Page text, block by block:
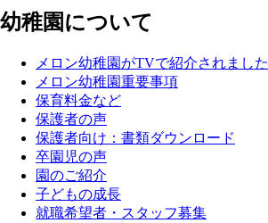
幼稚園について
メロン幼稚園がTVで紹介されました
メロン幼稚園重要事項
保育料金など
保護者の声
保護者向け：書類ダウンロード
卒園児の声
園のご紹介
子どもの成長
就職希望者・スタッフ募集